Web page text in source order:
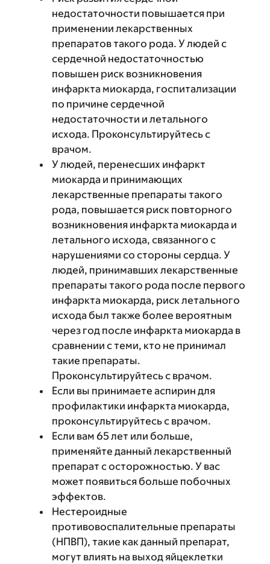
недостаточности повышается при
применении лекарственных
препаратов такого рода. У людей с
сердечной недостаточностью
повышен риск возникновения
инфаркта миокарда, госпитализации
по причине сердечной
недостаточности и летального
исхода. Проконсультируйтесь с
врачом.
У людей, перенесших инфаркт
миокарда и принимающих
лекарственные препараты такого
рода, повышается риск повторного
возникновения инфаркта миокарда и
летального исхода, связанного с
нарушениями со стороны сердца. У
людей, принимавших лекарственные
препараты такого рода после первого
инфаркта миокарда, риск летального
исхода был также более вероятным
через год после инфаркта миокарда в
сравнении с теми, кто не принимал
такие препараты.
Проконсультируйтесь с врачом.
Если вы принимаете аспирин для
профилактики инфаркта миокарда,
проконсультируйтесь с врачом.
Если вам 65 лет или больше,
применяйте данный лекарственный
препарат с осторожностью. У вас
может появиться больше побочных
эффектов.
Нестероидные
противовоспалительные препараты
(НПВП), такие как данный препарат,
могут влиять на выход яйцеклетки